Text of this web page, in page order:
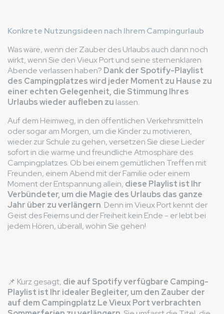
Konkrete Nutzungsideen nach Ihrem Campingurlaub
Was wäre, wenn der Zauber des Urlaubs auch dann noch
wirkt, wenn Sie den Vieux Port und seine sternenklaren
Abende verlassen haben? Dank der Spotify-Playlist
des Campingplatzes wird jeder Moment zu Hause zu
einer echten Gelegenheit, die Stimmung Ihres
Urlaubs wieder aufleben zu lassen.
Auf dem Heimweg, in den öffentlichen Verkehrsmitteln
oder sogar am Morgen, um die Kinder zu motivieren,
wieder zur Schule zu gehen, versetzen Sie diese Lieder
sofort in die warme und freundliche Atmosphäre des
Campingplatzes. Ob bei einem gemütlichen Treffen mit
Freunden, einem Abend mit der Familie oder einem
Moment der Entspannung allein, diese Playlist ist Ihr
Verbündeter, um die Magie des Urlaubs das ganze
Jahr über zu verlängern. Denn im Vieux Port kennt der
Geist des Feierns und der Freiheit kein Ende - er lebt bei
jedem Hören, überall, wohin Sie gehen!
📌 Kurz gesagt, die auf Spotify verfügbare Camping-
Playlist ist Ihr idealer Begleiter, um den Zauber der
auf dem Campingplatz Le Vieux Port verbrachten